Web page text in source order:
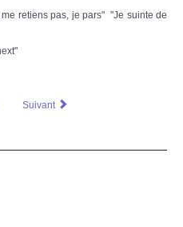
retiens pas, je pars" "Je suinte de
Suivant